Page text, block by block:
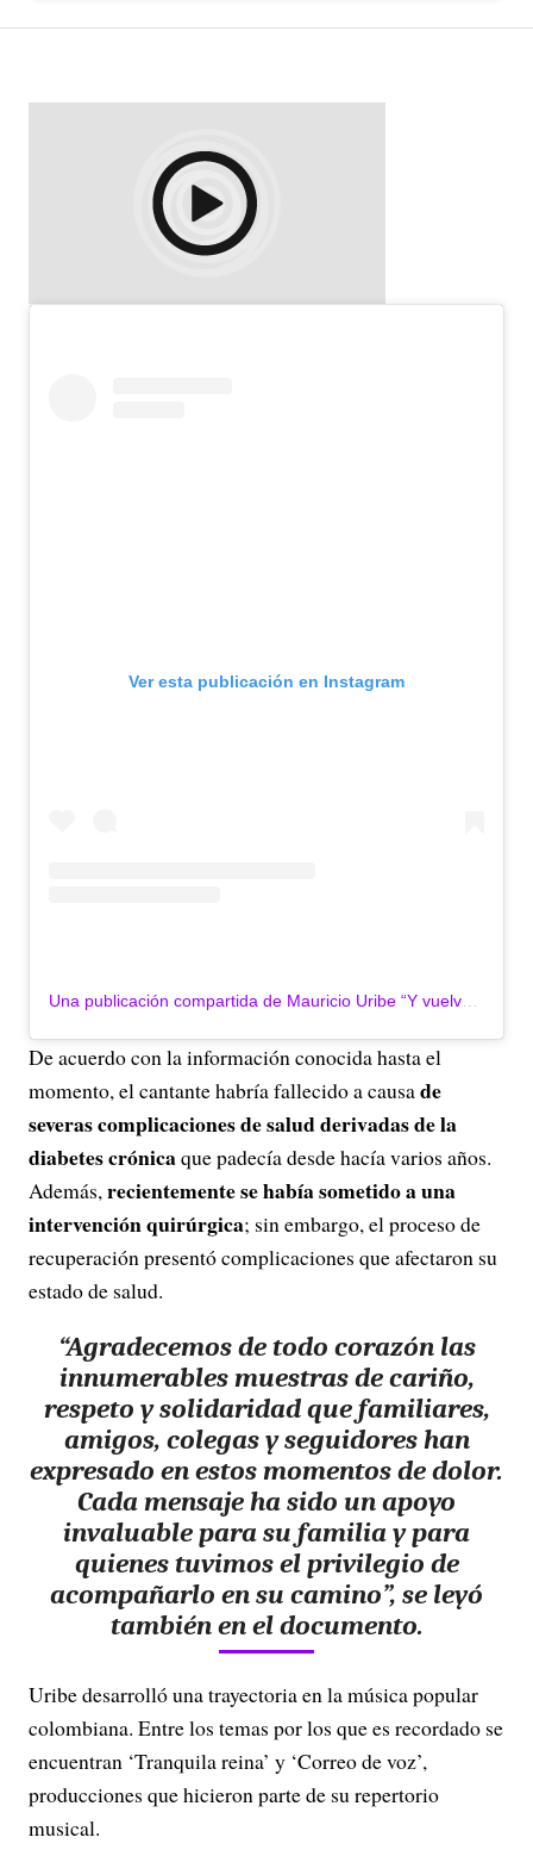
Ver esta publicación en Instagram
De acuerdo con la información conocida hasta el
momento, el cantante habría fallecido a causade
severas complicaciones de salud derivadas de la
diabetes crónicaque padecía desde hacía varios años.
Además,recientemente se había sometido a una
intervención quirúrgica; sin embargo, el proceso de
recuperación presentó complicaciones que afectaron su
estado de salud.
“Agradecemos de todo corazón las
innumerables muestras de cariño,
respeto y solidaridad que familiares,
amigos, colegas y seguidores han
expresado en estos momentos de dolor.
Cada mensaje ha sido un apoyo
invaluable para su familia y para
quienes tuvimos el privilegio de
acompañarlo en su camino”, se leyó
también en el documento.
Uribe desarrolló una trayectoria en la música popular
colombiana. Entre los temas por los que es recordado se
encuentran ‘Tranquila reina’ y ‘Correo de voz’,
producciones que hicieron parte de su repertorio
musical.